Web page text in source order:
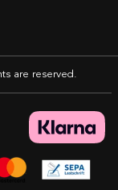
are reserved.